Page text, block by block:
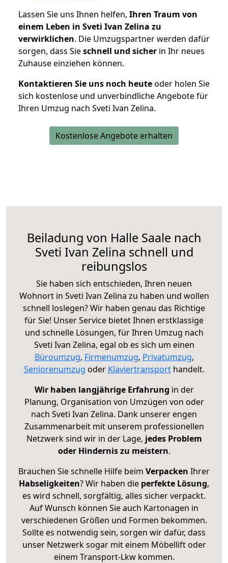
Lassen Sie uns Ihnen helfen, Ihren Traum von
einem Leben in Sveti Ivan Zelina zu
verwirklichen. Die Umzugspartner werden dafür
sorgen, dass Sieschnell und sicher in Ihr neues
Zuhause einziehen können.
Kontaktieren Sie uns noch heuteoder holen Sie
sich kostenlose und unverbindliche Angebote für
Ihren Umzug nach Sveti Ivan Zelina.
Kostenlose Angebote erhalten
Beiladung von Halle Saale nach
Sveti Ivan Zelina schnell und
reibungslos
Sie haben sich entschieden, Ihren neuen
Wohnort in Sveti Ivan Zelina zu haben und wollen
schnell loslegen? Wir haben genau das Richtige
für Sie! Unser Service bietet Ihnen erstklassige
und schnelle Lösungen, für Ihren Umzug nach
Sveti Ivan Zelina, egal ob es sich um einen
Büroumzug, Firmenumzug, Privatumzug,
Seniorenumzug oder Klaviertransporthandelt.
Wir haben langjährige Erfahrung in der
Planung, Organisation von Umzügen von oder
nach Sveti Ivan Zelina. Dank unserer engen
Zusammenarbeit mit unserem professionellen
Netzwerk sind wir in der Lage, jedes Problem
oder Hindernis zu meistern.
Brauchen Sie schnelle Hilfe beim Verpacken Ihrer
Habseligkeiten? Wir haben die perfekte Lösung,
es wird schnell, sorgfältig, alles sicher verpackt.
Auf Wunsch können Sie auch Kartonagen in
verschiedenen Größen und Formen bekommen.
Sollte es notwendig sein, sorgen wir dafür, dass
unser Netzwerk sogar mit einem Möbellift oder
einem Transport-Lkw kommen.